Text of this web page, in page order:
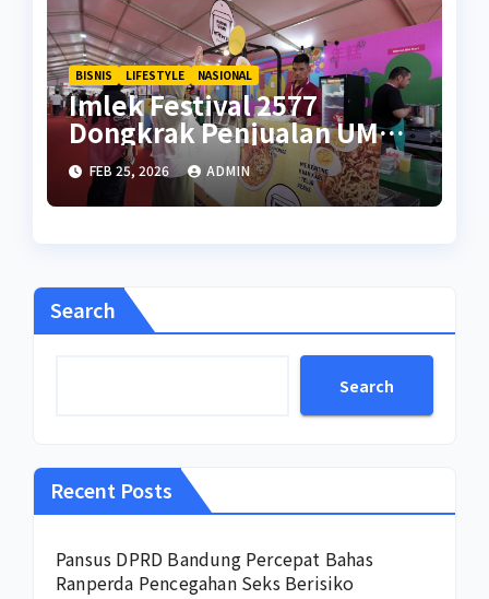
BISNIS LIFESTYLE NASIONAL
Imlek Festival 2577
Dongkrak Penjualan UMKM
di Ramadan
FEB 25, 2026 ADMIN
Search
Search
Recent Posts
Pansus DPRD Bandung Percepat Bahas
Ranperda Pencegahan Seks Berisiko